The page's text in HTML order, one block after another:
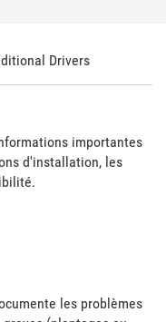
Drivers
importantes
d'installation, les
les problèmes